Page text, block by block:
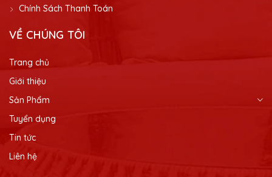
Chính Sách Thanh Toán
VỀ CHÚNG TÔI
Trang chủ
Giới thiệu
Sản Phẩm
Tuyển dụng
Tin tức
Liên hệ